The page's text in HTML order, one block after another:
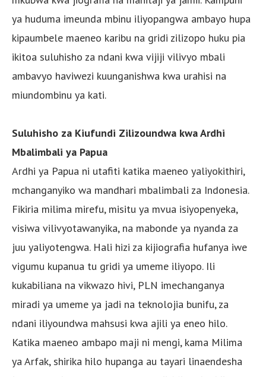
ya huduma imeunda mbinu iliyopangwa ambayo hupa
kipaumbele maeneo karibu na gridi zilizopo huku pia
ikitoa suluhisho za ndani kwa vijiji vilivyo mbali
ambavyo haviwezi kuunganishwa kwa urahisi na
miundombinu ya kati.
Suluhisho za Kiufundi Zilizoundwa kwa Ardhi
Mbalimbali ya Papua
Ardhi ya Papua ni utafiti katika maeneo yaliyokithiri,
mchanganyiko wa mandhari mbalimbali za Indonesia.
Fikiria milima mirefu, misitu ya mvua isiyopenyeka,
visiwa vilivyotawanyika, na mabonde ya nyanda za
juu yaliyotengwa. Hali hizi za kijiografia hufanya iwe
vigumu kupanua tu gridi ya umeme iliyopo. Ili
kukabiliana na vikwazo hivi, PLN imechanganya
miradi ya umeme ya jadi na teknolojia bunifu, za
ndani iliyoundwa mahsusi kwa ajili ya eneo hilo.
Katika maeneo ambapo maji ni mengi, kama Milima
ya Arfak, shirika hilo hupanga au tayari linaendesha